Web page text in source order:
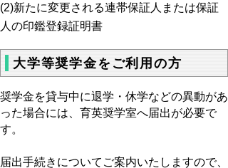
(2)新たに変更される連帯保証人または保証
人の印鑑登録証明書
大学等奨学金をご利用の方
奨学金を貸与中に退学・休学などの異動があ
った場合には、育英奨学室へ届出が必要で
す。
届出手続きについてご案内いたしますので、